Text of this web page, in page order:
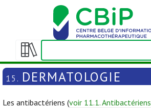
Afficher/masquer
la
table
matières
15. DERMATOLOGIE
Les antibactériens (voir 11.1. Antibactériens